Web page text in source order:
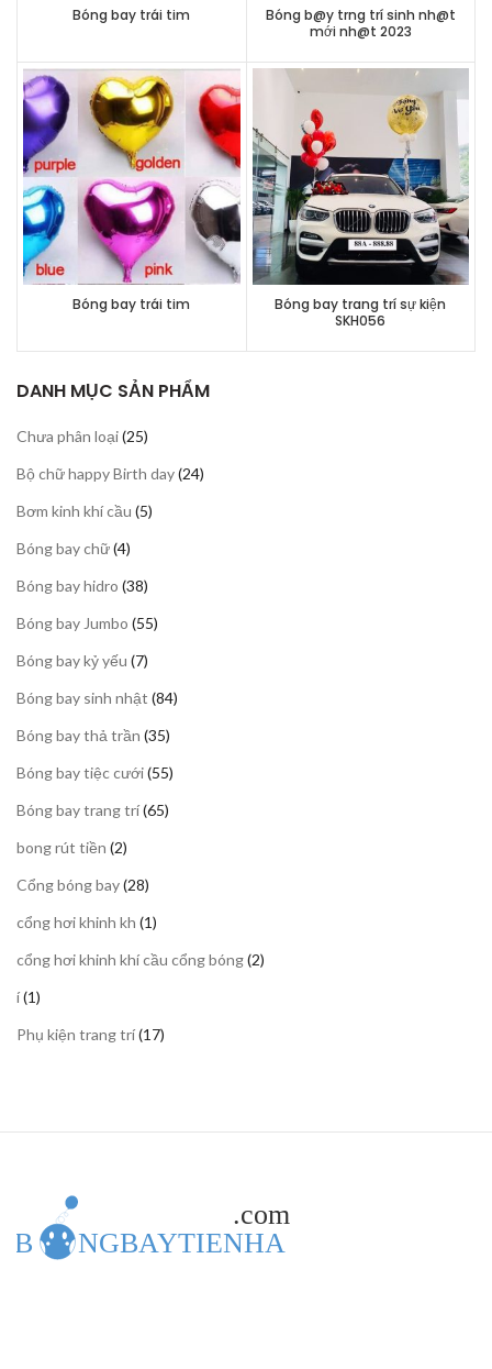
Bóng bay trái tim
Bóng b@y trng trí sinh nh@t
mới nh@t 2023
Bóng bay trái tim
Bóng bay trang trí sự kiện
SKH056
DANH MỤC SẢN PHẨM
Chưa phân loại 2525
phẩm
Bộ chữ happy Birth day 2424
Bơm kinh khí cầu 55
Bóng bay chữ 44
phẩm
Bóng bay hidro 3838
phẩm
Bóng bay Jumbo 5555
Bóng bay kỷ yếu 77
phẩm
Bóng bay sinh nhật 8484
Bóng bay thả trần 3535
phẩm
Bóng bay tiệc cưới 5555
Bóng bay trang trí 6565
bong rút tiền 22
phẩm
Cổng bóng bay 2828
phẩm
cổng hơi khinh kh 11
phẩm
cổng hơi khinh khí cầu cổng bóng 22
í 11
phẩm
Phụ kiện trang trí 1717